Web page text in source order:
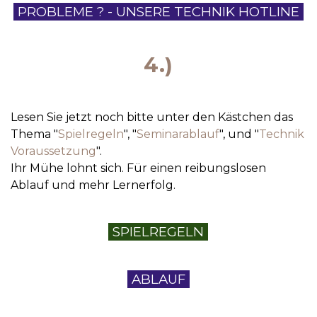
PROBLEME ? - UNSERE TECHNIK HOTLINE
4.)
Lesen Sie jetzt noch bitte unter den Kästchen das
Thema "Spielregeln", "Seminarablauf", und "Technik
Voraussetzung".
Ihr Mühe lohnt sich. Für einen reibungslosen
Ablauf und mehr Lernerfolg.
SPIELREGELN
ABLAUF